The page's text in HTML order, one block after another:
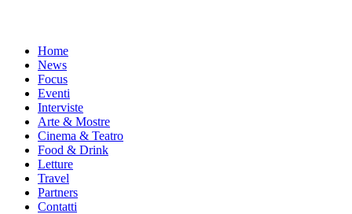
Home
News
Focus
Eventi
Interviste
Arte & Mostre
Cinema & Teatro
Food & Drink
Letture
Travel
Partners
Contatti